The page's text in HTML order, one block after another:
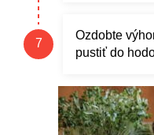
Ozdobte
pustiť do